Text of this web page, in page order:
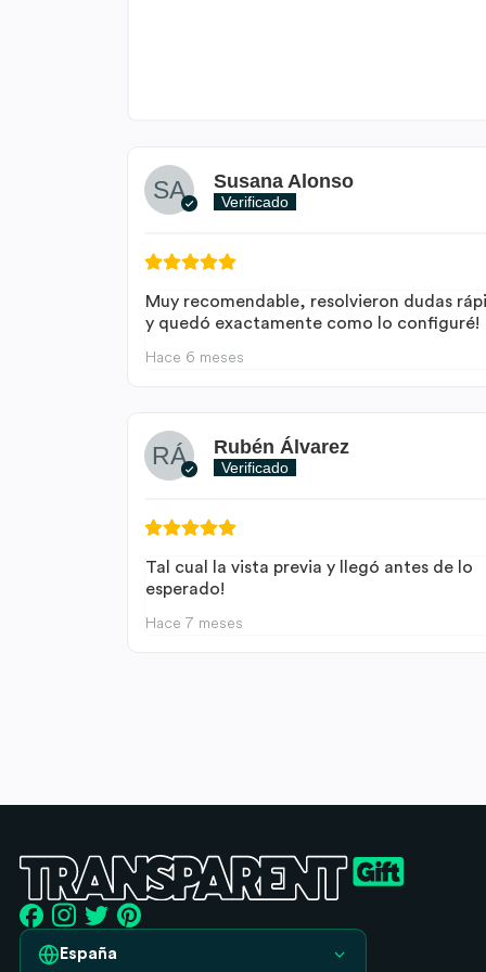
Susana Alonso
Verificado
Muy recomendable, resolvieron dudas
y quedó exactamente como lo configuré!
Hace 6 meses
Rubén Álvarez
Verificado
Tal cual la vista previa y llegó antes de lo
esperado!
Hace 7 meses
España